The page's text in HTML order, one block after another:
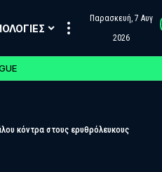
Παρασκευή, 7 Αυγ
2026
κόντρα στους ερυθρόλευκους